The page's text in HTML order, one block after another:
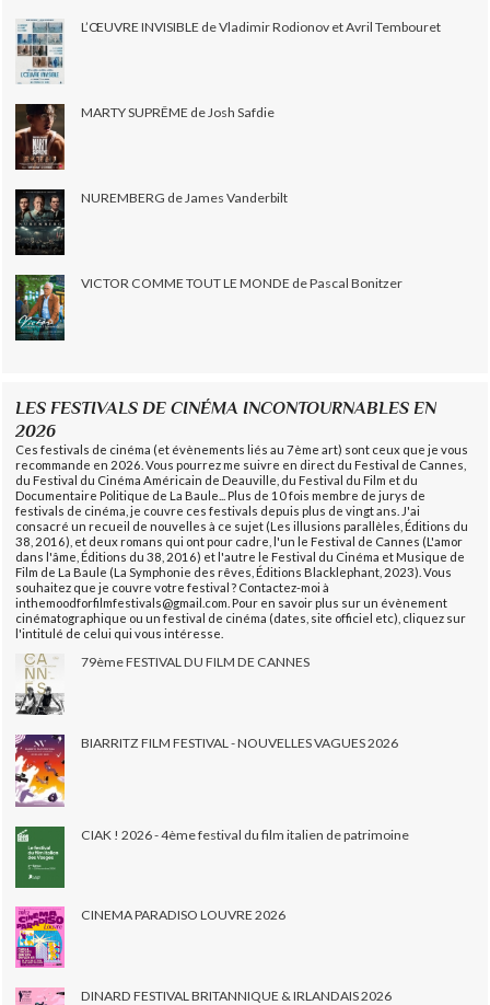
L’ŒUVRE INVISIBLE de Vladimir Rodionov et Avril Tembouret
MARTY SUPRÊME de Josh Safdie
NUREMBERG de James Vanderbilt
VICTOR COMME TOUT LE MONDE de Pascal Bonitzer
LES FESTIVALS DE CINÉMA INCONTOURNABLES EN
2026
Ces festivals de cinéma (et évènements liés au 7ème art) sont ceux que je vous
recommande en 2026. Vous pourrez me suivre en direct du Festival de Cannes,
du Festival du Cinéma Américain de Deauville, du Festival du Film et du
Documentaire Politique de La Baule... Plus de 10 fois membre de jurys de
festivals de cinéma, je couvre ces festivals depuis plus de vingt ans. J'ai
consacré un recueil de nouvelles à ce sujet (Les illusions parallèles, Éditions du
38, 2016), et deux romans qui ont pour cadre, l'un le Festival de Cannes (L'amor
dans l'âme, Éditions du 38, 2016) et l'autre le Festival du Cinéma et Musique de
Film de La Baule (La Symphonie des rêves, Éditions Blacklephant, 2023). Vous
souhaitez que je couvre votre festival ? Contactez-moi à
inthemoodforfilmfestivals@gmail.com. Pour en savoir plus sur un évènement
cinématographique ou un festival de cinéma (dates, site officiel etc), cliquez sur
l'intitulé de celui qui vous intéresse.
79ème FESTIVAL DU FILM DE CANNES
BIARRITZ FILM FESTIVAL - NOUVELLES VAGUES 2026
CIAK ! 2026 - 4ème festival du film italien de patrimoine
CINEMA PARADISO LOUVRE 2026
DINARD FESTIVAL BRITANNIQUE & IRLANDAIS 2026